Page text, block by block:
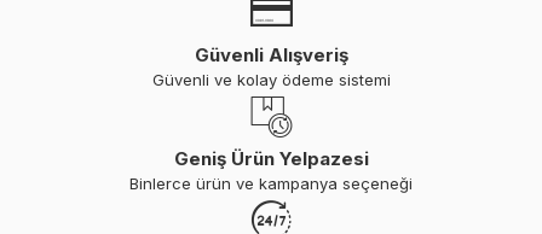
Güvenli Alışveriş
Güvenli ve kolay ödeme sistemi
Geniş Ürün Yelpazesi
Binlerce ürün ve kampanya seçeneği